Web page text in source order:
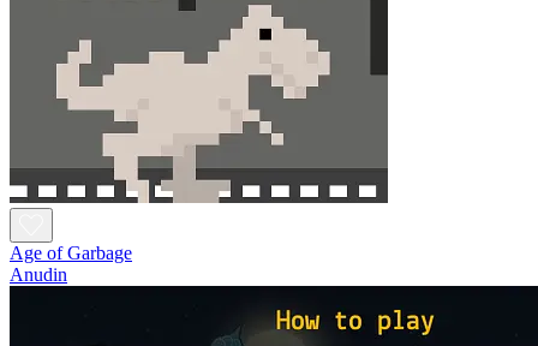
Age of Garbage
Anudin